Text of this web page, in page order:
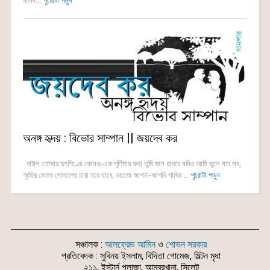
অনঙ্গ হৃদয় : বিভোর সাম্পান || জয়দেব কর
বাউল তোমার হৃৎপিণ্ডে কোনও-এক পূর্ণিমার কথা তুমি মনে রাখবে যদিও আমি ভুলে যাব সব,
স্মৃতির ভেতর গোলাপের চারা মরে যাবে; নয়তো আপনা-আপনি পাখির ... পুরোটা পড়ুন
সঞ্চালক : আলফ্রেড আমিনও শোভন সরকার
প্রতিবেদক : সুবিনয় ইসলাম, বিদিতা গোমেজ, মিল্টন মৃধা
২১১, ইস্টার্ন প্লাজা, আম্বরখানা, সিলেট